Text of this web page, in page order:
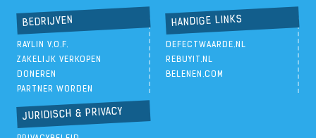
BEDRIJVEN
RAYLIN V.O.F.
ZAKELIJK VERKOPEN
DONEREN
PARTNER WORDEN
HANDIGE LINKS
DEFECTWAARDE.NL
REBUYIT.NL
BELENEN.COM
JURIDISCH & PRIVACY